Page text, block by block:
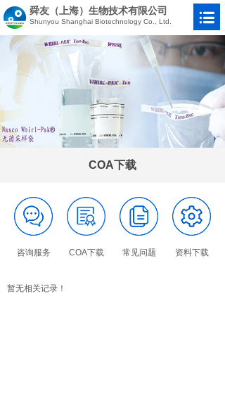
COA下载
资料下载
咨询服务 COA下载 常见问题
暂无相关记录！
舜友（上海）生物技术有限公司
Shunyou Shanghai Biotechnology Co., Ltd.